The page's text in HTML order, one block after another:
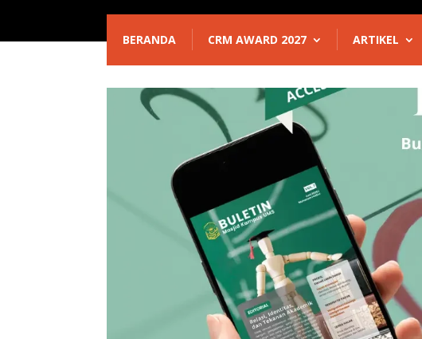
BERANDA CRM AWARD 2027 ARTIKEL